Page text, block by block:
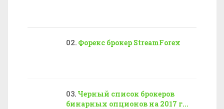
Форекс брокер StreamForex
Черный список брокеров
бинарных опционов на 2017 г...